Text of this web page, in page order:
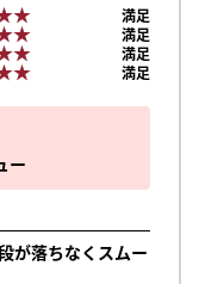
ー
が落ちなくスムー
満足
満足
満足
満足